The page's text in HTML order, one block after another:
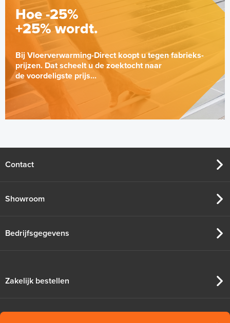
Hoe -25%
+25% wordt.
Bij Vloerverwarming-Direct koopt u tegen fabrieks-
prijzen. Dat scheelt u de zoektocht naar
de voordeligste prijs...
Contact
Showroom
Bedrijfsgegevens
Zakelijk bestellen